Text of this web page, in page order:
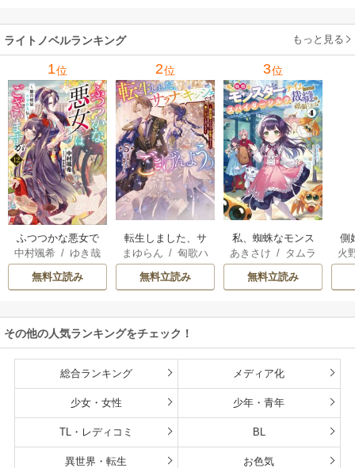
ライトノベルランキング もっと見る
1位
ふつつかな悪女で
はございますが
中村颯希 / ゆき哉
無料立読み
2位
転生しました、サ
ラナ・キンジェで
す。ごきげんよ
う。
まゆらん /匈歌ハ
トリ
無料立読み
3位
私、蜘蛛なモンス
ターをテイムした
ので、スパイダー
シルクで裁縫を頑
あきさけ / タムラ
ヨウ
無料立読み
側
火
その他の人気ランキングをチェック！
総合ランキング メディア化
少女・女性 少年・青年
TL・レディコミ BL
異世界・転生 お色気